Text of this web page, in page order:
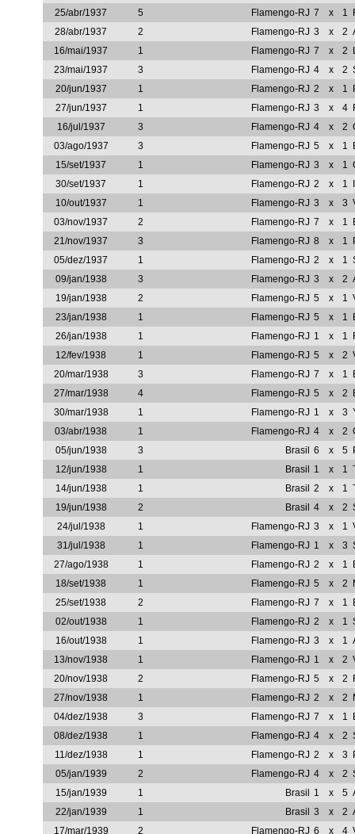
25/abr/1937
5 Flamengo-RJ 7 x 1
28/abr/1937
2 Flamengo-RJ 3 x 2
16/mai/1937
1 Flamengo-RJ 7 x 2
23/mai/1937
3 Flamengo-RJ 4 x 2
20/jun/1937
1 Flamengo-RJ 2 x 1
27/jun/1937
1 Flamengo-RJ 3 x 4
16/jul/1937
3 Flamengo-RJ 4 x 2
03/ago/1937
3 Flamengo-RJ 5 x 1
15/set/1937
1 Flamengo-RJ 3 x 1
30/set/1937
1 Flamengo-RJ 2 x 1
10/out/1937
1 Flamengo-RJ 3 x 3
03/nov/1937
2 Flamengo-RJ 7 x 1
21/nov/1937
3 Flamengo-RJ 8 x 1
05/dez/1937
1 Flamengo-RJ 2 x 1
09/jan/1938
3 Flamengo-RJ 3 x 2
19/jan/1938
2 Flamengo-RJ 5 x 1
23/jan/1938
1 Flamengo-RJ 5 x 1
26/jan/1938
1 Flamengo-RJ 1 x 1
12/fev/1938
1 Flamengo-RJ 5 x 2
20/mar/1938
3 Flamengo-RJ 7 x 1
27/mar/1938
4 Flamengo-RJ 5 x 2
30/mar/1938
1 Flamengo-RJ 1 x 3
03/abr/1938
1 Flamengo-RJ 4 x 2
05/jun/1938
3 Brasil 6 x 5
12/jun/1938
1 Brasil 1 x 1
14/jun/1938
1 Brasil 2 x 1
19/jun/1938
2 Brasil 4 x 2
24/jul/1938
1 Flamengo-RJ 3 x 1
31/jul/1938
1 Flamengo-RJ 1 x 3
27/ago/1938
1 Flamengo-RJ 2 x 1
18/set/1938
1 Flamengo-RJ 5 x 2
25/set/1938
2 Flamengo-RJ 7 x 1
02/out/1938
1 Flamengo-RJ 2 x 1
16/out/1938
1 Flamengo-RJ 3 x 1
13/nov/1938
1 Flamengo-RJ 1 x 2
20/nov/1938
2 Flamengo-RJ 5 x 2
27/nov/1938
1 Flamengo-RJ 2 x 2
04/dez/1938
3 Flamengo-RJ 7 x 1
08/dez/1938
1 Flamengo-RJ 4 x 2
11/dez/1938
1 Flamengo-RJ 2 x 3
05/jan/1939
2 Flamengo-RJ 4 x 2
15/jan/1939
1 Brasil 1 x 5
22/jan/1939
1 Brasil 3 x 2
17/mar/1939
2 Flamengo-RJ 6 x 4